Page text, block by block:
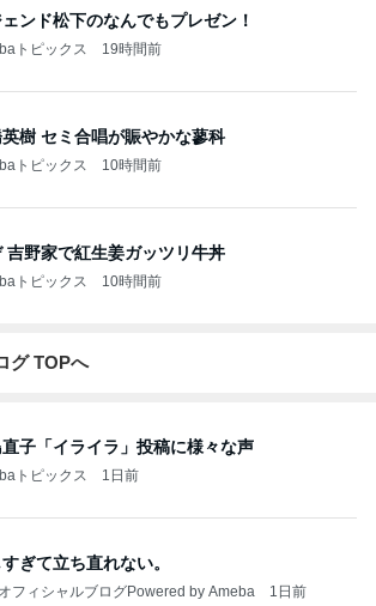
ェンド松下のなんでもプレゼン！
トピックス 19時間前
樹 セミ合唱が賑やかな蓼科
トピックス 10時間前
吉野家で紅生姜ガッツリ牛丼
トピックス 10時間前
グ TOPへ
子「イライラ」投稿に様々な声
トピックス 1日前
ぎて立ち直れない。
フィシャルブログPowered by Ameba 1日前